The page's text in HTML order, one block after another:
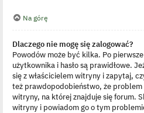
Na górę
Dlaczego nie mogę się zalogować?
Powodów może być kilka. Po
użytkownika i hasło są prawidłowe.
się z właścicielem witryny i zapytaj,
też prawdopodobieństwo, że
witryny, na której znajduje się forum.
witryny i powiadom go o tym